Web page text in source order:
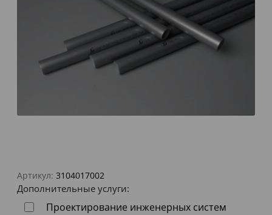
Артикул: 3104017002
Дополнительные услуги:
Проектирование инженерных систем